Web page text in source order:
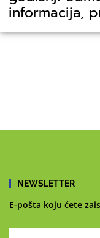
informacija,
NEWSLETTER
E-pošta koju ćete